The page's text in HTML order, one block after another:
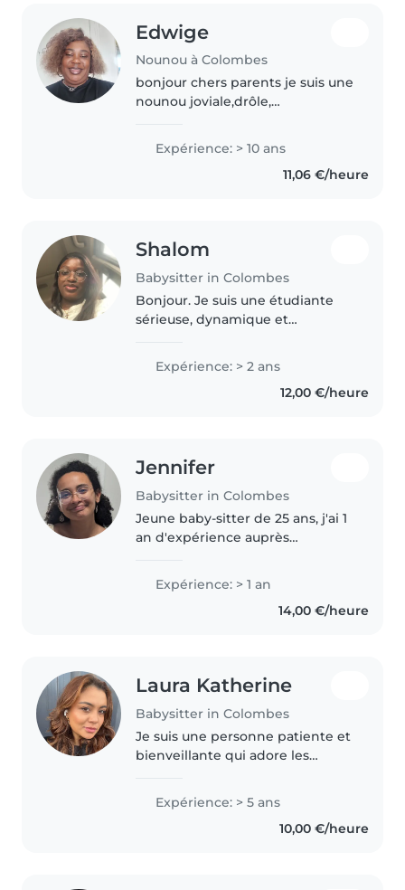
Edwige
Nounou à Colombes
bonjour chers parents je suis une
nounou joviale,drôle,
beaucoup les enfants et
entretenir des liens avec eux.
Expérience: > 10 ans
11,06 €/heure
Shalom
Babysitter in Colombes
Bonjour. Je suis une étudiante
sérieuse, dynamique et
passer du temps avec les
enfants. J’aime les activités
récréatives, les jeux de société et
Expérience: > 2 ans
12,00 €/heure
Jennifer
Babysitter in Colombes
Jeune baby-sitter de 25 ans, j'ai 1
an d'expérience auprès
petits aux adolescents. Patiente,
attentive et créative, je suis à
Expérience: > 1 an
14,00 €/heure
Laura Katherine
Babysitter in Colombes
Je suis une personne patiente et
bienveillante qui adore les
Colombie et j'ai une expérience
en pédiatrie, ce qui m'a permis
Expérience: > 5 ans
10,00 €/heure